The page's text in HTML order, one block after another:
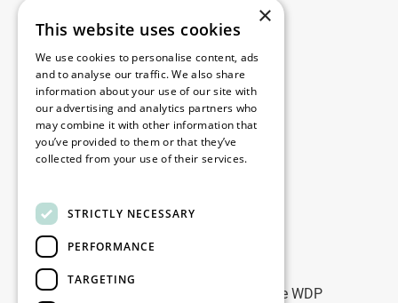
Juridisch
Disclaimer
Privacy policy
Cookie policy
Contact
Blijf op de hoogte
Blijf up-to-date: meld u aan voor onze WDP
×
This website uses cookies
We use cookies to personalise content, ads
and to analyse our traffic. We also share
information about your use of our site with
our advertising and analytics partners who
may combine it with other information that
you’ve provided to them or that they’ve
collected from your use of their services.
STRICTLY NECESSARY
PERFORMANCE
TARGETING